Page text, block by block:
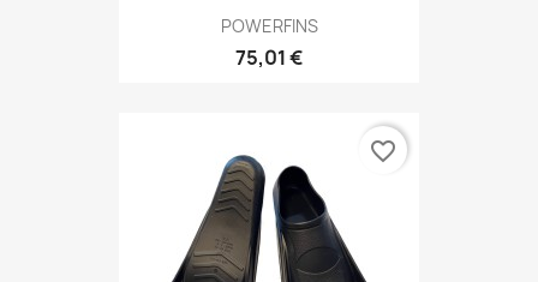
POWERFINS
75,01 €
favorite_border